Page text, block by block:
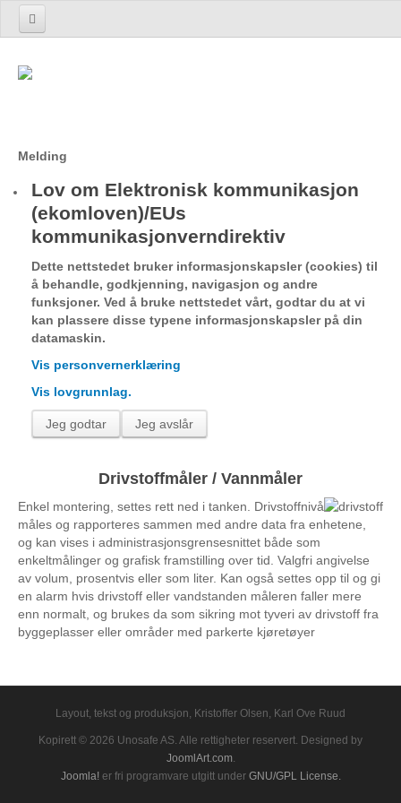
UnoTrack™ UnoTR 7A2/7A3
UnoTrack™ Flåtestyring
UnoTrack™ Elektronisk kjørebok
Terminal
TrackEye®
Lommy Container
Lommy Capture
Lommy Rock
Fartsskriver Avlesning
Alarmsentral
Båt sporing
Bestilling
Support
Dokumentasjon
Samarbeidspartnere
UnoTrack™ - Flåtestyringssiden (Mobile Workforce)
Lommy Fleet
TrackEye® EU
Melding
Lov om Elektronisk kommunikasjon
(ekomloven)/EUs
kommunikasjonverndirektiv
Dette nettstedet bruker informasjonskapsler (cookies) til
å behandle, godkjenning, navigasjon og andre
funksjoner. Ved å bruke nettstedet vårt, godtar du at vi
kan plassere disse typene informasjonskapsler på din
datamaskin.
Vis personvernerklæring
Vis lovgrunnlag.
Jeg godtar Jeg avslår
Drivstoffmåler / Vannmåler
Enkel montering, settes rett ned i tanken. Drivstoffnivå
måles og rapporteres sammen med andre data fra enhetene,
og kan vises i administrasjonsgrensesnittet både som
enkeltmålinger og grafisk framstilling over tid. Valgfri angivelse
av volum, prosentvis eller som liter. Kan også settes opp til og gi
en alarm hvis drivstoff eller vandstanden måleren faller mere
enn normalt, og brukes da som sikring mot tyveri av drivstoff fra
byggeplasser eller områder med parkerte kjøretøyer
Layout, tekst og produksjon, Kristoffer Olsen, Karl Ove Ruud
Kopirett © 2026 Unosafe AS. Alle rettigheter reservert. Designed by
JoomlArt.com.
Joomla!er fri programvare utgitt under GNU/GPL License.